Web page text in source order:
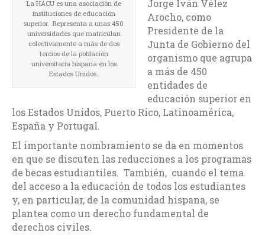
La HACU es una asociación de
instituciones de educación
superior. Representa a unas 450
universidades que matriculan
colectivamente a más de dos
tercios de la población
universitaria hispana en los
Estados Unidos.
Jorge Iván Vélez
Arocho, como
Presidente de la
Junta de Gobierno del
organismo que agrupa
a más de 450
entidades de
educación superior en
los Estados Unidos, Puerto Rico, Latinoamérica,
España y Portugal.
El importante nombramiento se da en momentos
en que se discuten las reducciones a los programas
de becas estudiantiles. También, cuando el tema
del acceso a la educación de todos los estudiantes
y, en particular, de la comunidad hispana, se
plantea como un derecho fundamental de
derechos civiles.